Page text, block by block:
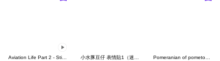
Aviation Life Part 2 - Still Handling 小水豚豆仔 表情貼1（迷你小水豚的夏天） Pomeranian of pometone Emoji05 Autumn